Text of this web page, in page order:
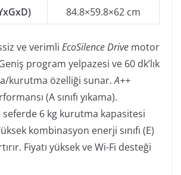
84.8×59.8×62 cm
ve verimli EcoSilence Drive motor
program yelpazesi ve 60 dk’lık
kurutma özelliği sunar.A++
(A sınıfı yıkama).
seferde 6 kg kurutma kapasitesi
kombinasyon enerji sınıfı (E)
Fiyatı yüksek ve Wi-Fi desteği